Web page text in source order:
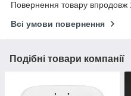
Повернення товару впродовж
Всі умови повернення
Подібні товари компанії